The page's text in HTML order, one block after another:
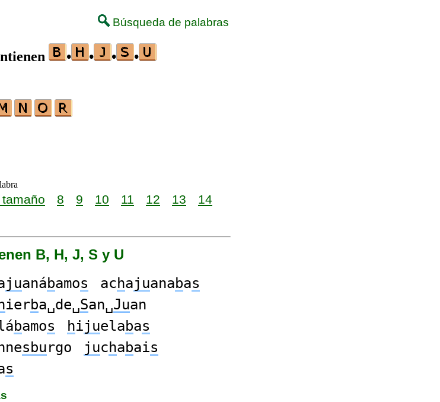
Búsqueda de palabras
• • • •
8 9 10 11 12 13
14
B, H, J, S y U
juanábamos achajuanabas
hierba␣de␣San␣Juan
bamos hijuelabas
sburgo juchabais
s